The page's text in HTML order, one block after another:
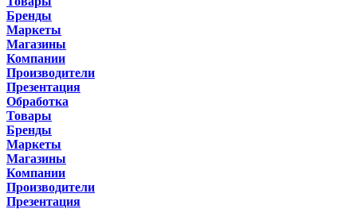
Бренды
Маркеты
Магазины
Компании
Производители
Презентация
Обработка
Товары
Бренды
Маркеты
Магазины
Компании
Производители
Презентация